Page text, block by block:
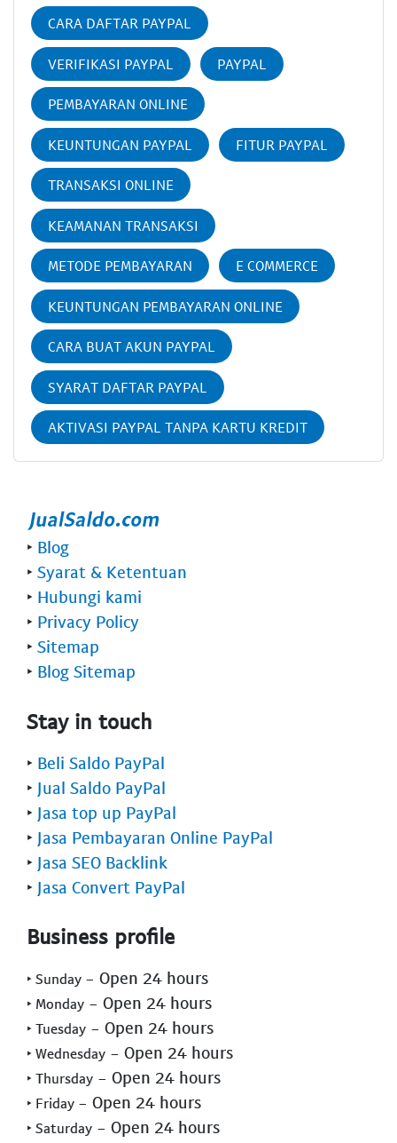
CARA DAFTAR PAYPAL
VERIFIKASI PAYPAL PAYPAL
PEMBAYARAN ONLINE
KEUNTUNGAN PAYPAL FITUR PAYPAL
TRANSAKSI ONLINE
KEAMANAN TRANSAKSI
METODE PEMBAYARAN E COMMERCE
KEUNTUNGAN PEMBAYARAN ONLINE
CARA BUAT AKUN PAYPAL
SYARAT DAFTAR PAYPAL
AKTIVASI PAYPAL TANPA KARTU KREDIT
‣ Blog
‣ Syarat & Ketentuan
‣ Hubungi kami
‣ Privacy Policy
‣ Sitemap
‣ Blog Sitemap
Stay in touch
‣ Beli Saldo PayPal
‣ Jual Saldo PayPal
‣ Jasa top up PayPal
‣ Jasa Pembayaran Online PayPal
‣ Jasa SEO Backlink
‣ Jasa Convert PayPal
Business profile
‣ Sunday - Open 24 hours
‣ Monday - Open 24 hours
‣ Tuesday - Open 24 hours
‣ Wednesday - Open 24 hours
‣ Thursday - Open 24 hours
‣ Friday - Open 24 hours
‣ Saturday - Open 24 hours